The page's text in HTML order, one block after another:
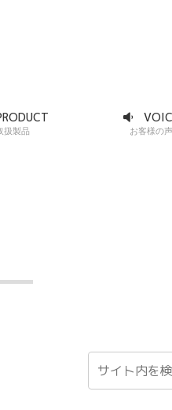
扱製品 お客様の声